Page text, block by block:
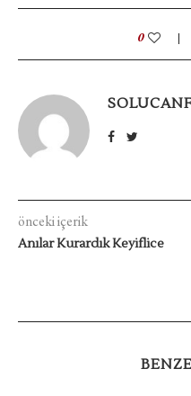
0
önceki içerik
Anılar Kurardık Keyiflice